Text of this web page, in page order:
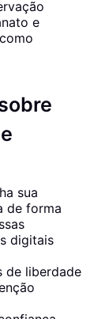
e
sua
de forma
digitais
de liberdade